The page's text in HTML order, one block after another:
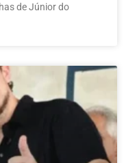
de Júnior do